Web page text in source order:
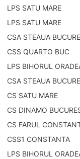
LPS SATU MARE
LPS SATU MARE
CSA STEAUA
CSS QUARTO BUC
LPS BIHORUL
CSA STEAUA
CS SATU MARE
CS DINAMO
CS FARUL
CSS1 CONSTANTA
LPS BIHORUL